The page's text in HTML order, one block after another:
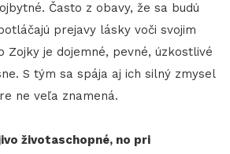
Často z obavy, že sa budú
prejavy lásky voči svojim
Zojky je dojemné, pevné, úzkostlivé
S tým sa spája aj ich silný zmysel
ne veľa znamená.
životaschopné, no pri